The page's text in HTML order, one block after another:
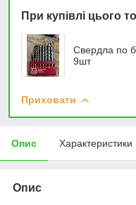
При купівлі цього
Свердла по
9шт
Приховати
Опис Характеристики
Опис